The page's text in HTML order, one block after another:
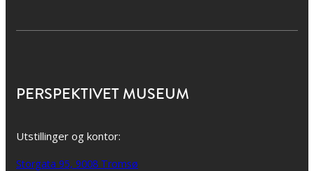
PERSPEKTIVET MUSEUM
Utstillinger og kontor:
Storgata 95, 9008 Tromsø